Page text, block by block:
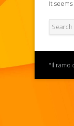
It
"Il ramo